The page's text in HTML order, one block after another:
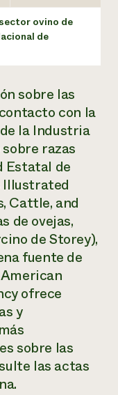
ovino de
de
sobre las
con la
la Industria
razas
Estatal de
Illustrated
Cattle, and
de ovejas,
de Storey),
fuente de
ofrece
y
sobre las
las actas